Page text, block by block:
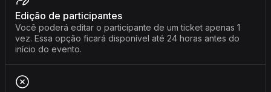
Edição de participantes
Você poderá editar o participante de um ticket apenas 1
vez. Essa opção ficará disponível até 24 horas antes do
início do evento.